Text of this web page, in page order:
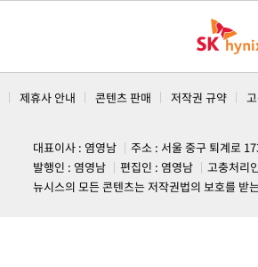
제휴사 안내 콘텐츠 판매 저작권 규약
대표이사 : 염영남
주소 : 서울 중구 퇴계로
발행인 : 염영남
편집인 : 염영남
고충처리
뉴시스의 모든 콘텐츠는 저작권법의 보호를